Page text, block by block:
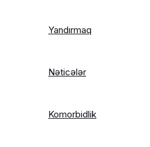
Yandırmaq
Nəticələr
Komorbidlik